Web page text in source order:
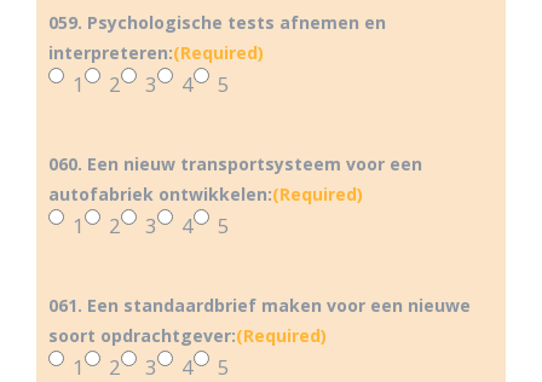
059. Psychologische tests afnemen en
interpreteren:(Required)
1 2 3 4 5
060. Een nieuw transportsysteem voor een
autofabriek ontwikkelen:(Required)
1 2 3 4 5
061. Een standaardbrief maken voor een nieuwe
soort opdrachtgever:(Required)
1 2 3 4 5